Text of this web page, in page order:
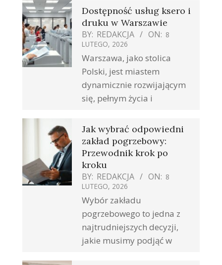
Dostępność usług ksero i
druku w Warszawie
BY: REDAKCJA ON: 8
LUTEGO, 2026
Warszawa, jako stolica
Polski, jest miastem
dynamicznie rozwijającym
się, pełnym życia i
Jak wybrać odpowiedni
zakład pogrzebowy:
Przewodnik krok po
kroku
BY: REDAKCJA ON: 8
LUTEGO, 2026
Wybór zakładu
pogrzebowego to jedna z
najtrudniejszych decyzji,
jakie musimy podjąć w